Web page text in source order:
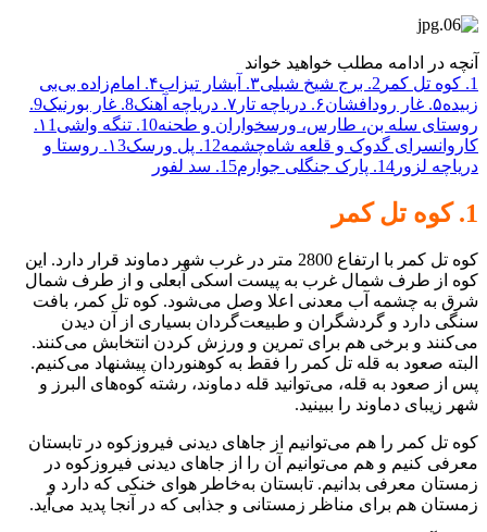
آنچه در ادامه مطلب خواهید خواند
1. کوه تل کمر
2. برج شیخ شبلی ۳. آبشار تیزاب
۴. امام‌زاده بی‌بی
زبیده۵. غار رودافشان ۶. دریاچه تار ۷. دریاچه آهنک 8. غار بورنیک
9.
روستای سله بن، طارس، ورسخواران و طحنه10. تنگه واشی
۱1.
کاروانسرای گدوک و قلعه شاه‌چشمه12. پل ورسک
۱3. روستا و
دریاچه لزور 14. پارک جنگلی جوارم 15. سد لفور
1. کوه تل کمر
کوه تل کمر با ارتفاع 2800 متر در غرب شهر دماوند قرار دارد. این
کوه از طرف شمال غرب به پیست اسکی آبعلی و از طرف شمال
شرق به چشمه آب معدنی اعلا وصل می‌شود. کوه تل کمر، بافت
سنگی دارد و گردشگران و طبیعت‌گردان بسیاری از آن دیدن
می‌کنند و برخی هم برای تمرین و ورزش کردن انتخابش می‌کنند.
البته صعود به قله تل کمر را فقط به کوهنوردان پیشنهاد می‌کنیم.
پس از صعود به قله، می‌توانید قله دماوند، رشته‌ کوه‌های البرز و
شهر زیبای دماوند را ببینید.
کوه تل کمر را هم می‌توانیم از جاهای دیدنی فیروزکوه در تابستان
معرفی کنیم و هم می‌توانیم آن را از جاهای دیدنی فیروزکوه در
زمستان معرفی بدانیم. تابستان به‌خاطر هوای خنکی که دارد و
زمستان هم برای مناظر زمستانی و جذابی که در آنجا پدید می‌آید.